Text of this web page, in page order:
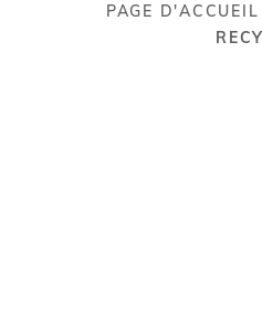
Breadcrumb
PAGE D'ACCUEIL